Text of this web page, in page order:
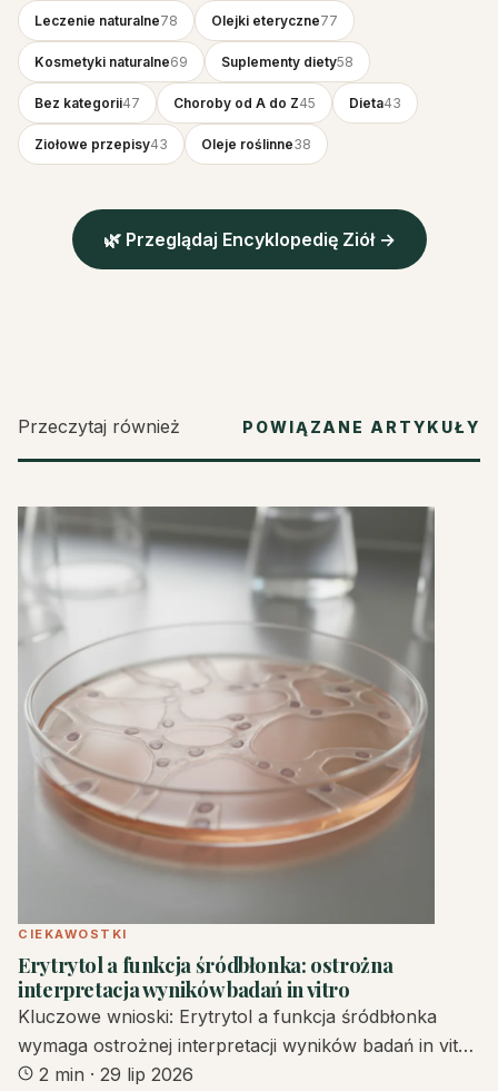
Leczenie naturalne78 Olejki eteryczne77
Kosmetyki naturalne69 Suplementy diety58
Bez kategorii47 Choroby od A do Z45 Dieta43
Ziołowe przepisy43 Oleje roślinne38
🌿 Przeglądaj Encyklopedię Ziół →
Przeczytaj również POWIĄZANE ARTYKUŁY
CIEKAWOSTKI
Erytrytol a funkcja śródbłonka: ostrożna
interpretacja wyników badań in vitro
Kluczowe wnioski: Erytrytol a funkcja śródbłonka
wymaga ostrożnej interpretacji wyników badań in vit…
2 min · 29 lip 2026